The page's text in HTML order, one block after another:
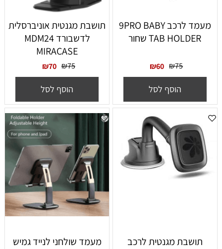
מעמד לרכב 9PRO BABY
TAB HOLDER שחור
₪75
₪60
הוסף לסל
תושבת מגנטית אוניברסלית
לדשבורד MDM24
MIRACASE
₪75
₪70
הוסף לסל
תושבת מגנטית לרכב
מעמד שולחני לנייד גמיש